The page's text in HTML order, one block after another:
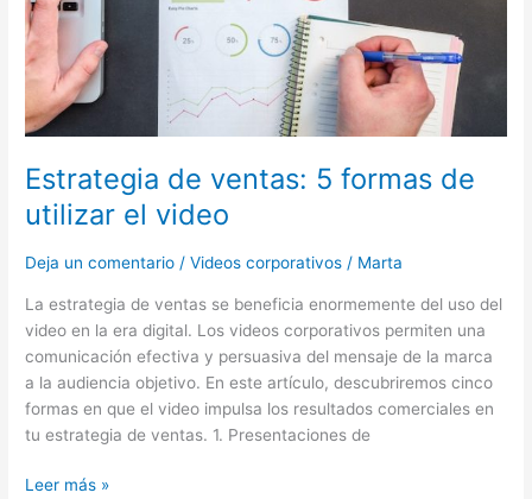
Estrategia de ventas: 5 formas de
utilizar el video
Deja un comentario /Videos corporativos / Marta
La estrategia de ventas se beneficia enormemente del uso del
video en la era digital. Los videos corporativos permiten una
comunicación efectiva y persuasiva del mensaje de la marca
a la audiencia objetivo. En este artículo, descubriremos cinco
formas en que el video impulsa los resultados comerciales en
tu estrategia de ventas. 1. Presentaciones de
el
video
Leer más »